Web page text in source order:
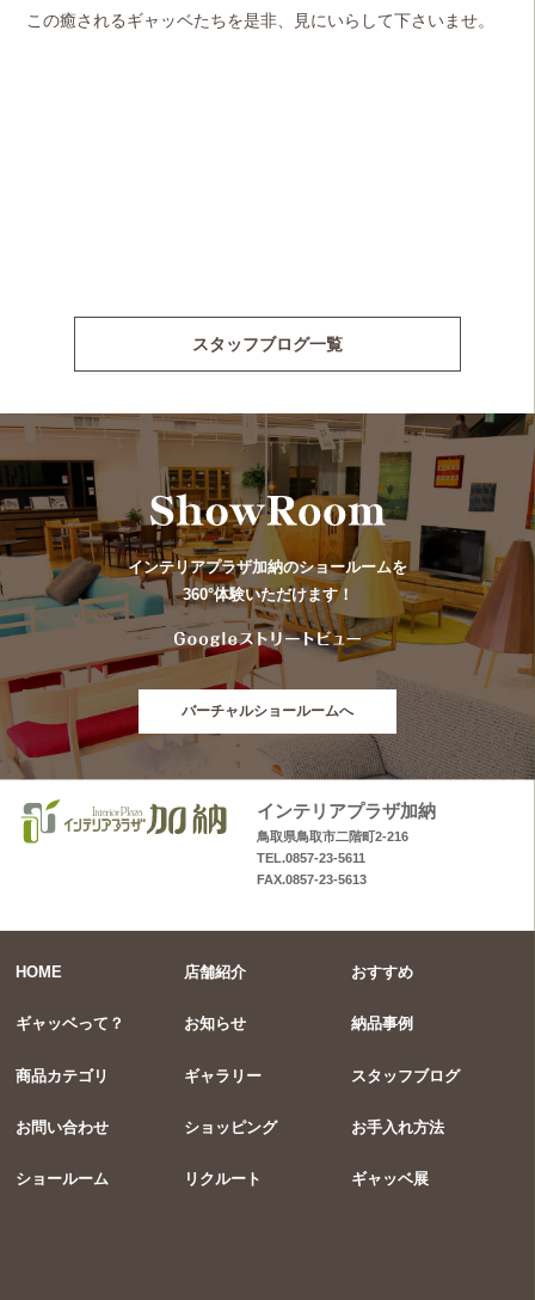
この癒されるギャッベたちを是非、見にいらして下さいませ。
スタッフブログ一覧
インテリアプラザ加納のショールームを
360°体験いただけます！
バーチャルショールームへ
インテリアプラザ加納
鳥取県鳥取市二階町2-216
TEL.0857-23-5611
FAX.0857-23-5613
HOME 店舗紹介 おすすめ
ギャッベって？ お知らせ 納品事例
商品カテゴリ ギャラリー スタッフブログ
お問い合わせ ショッピング お手入れ方法
ショールーム リクルート ギャッベ展